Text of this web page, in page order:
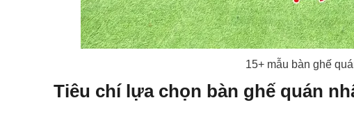
15+ mẫu bàn ghế
Tiêu chí lựa chọn bàn ghế quán